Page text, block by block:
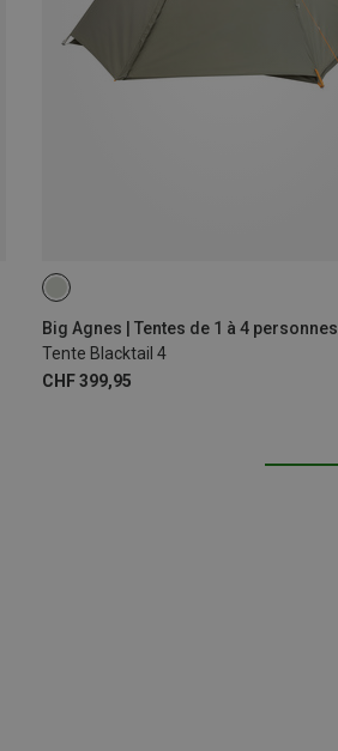
Big Agnes | Tentes de 1 à 4 personnes
Tente Blacktail 4
CHF 399,95